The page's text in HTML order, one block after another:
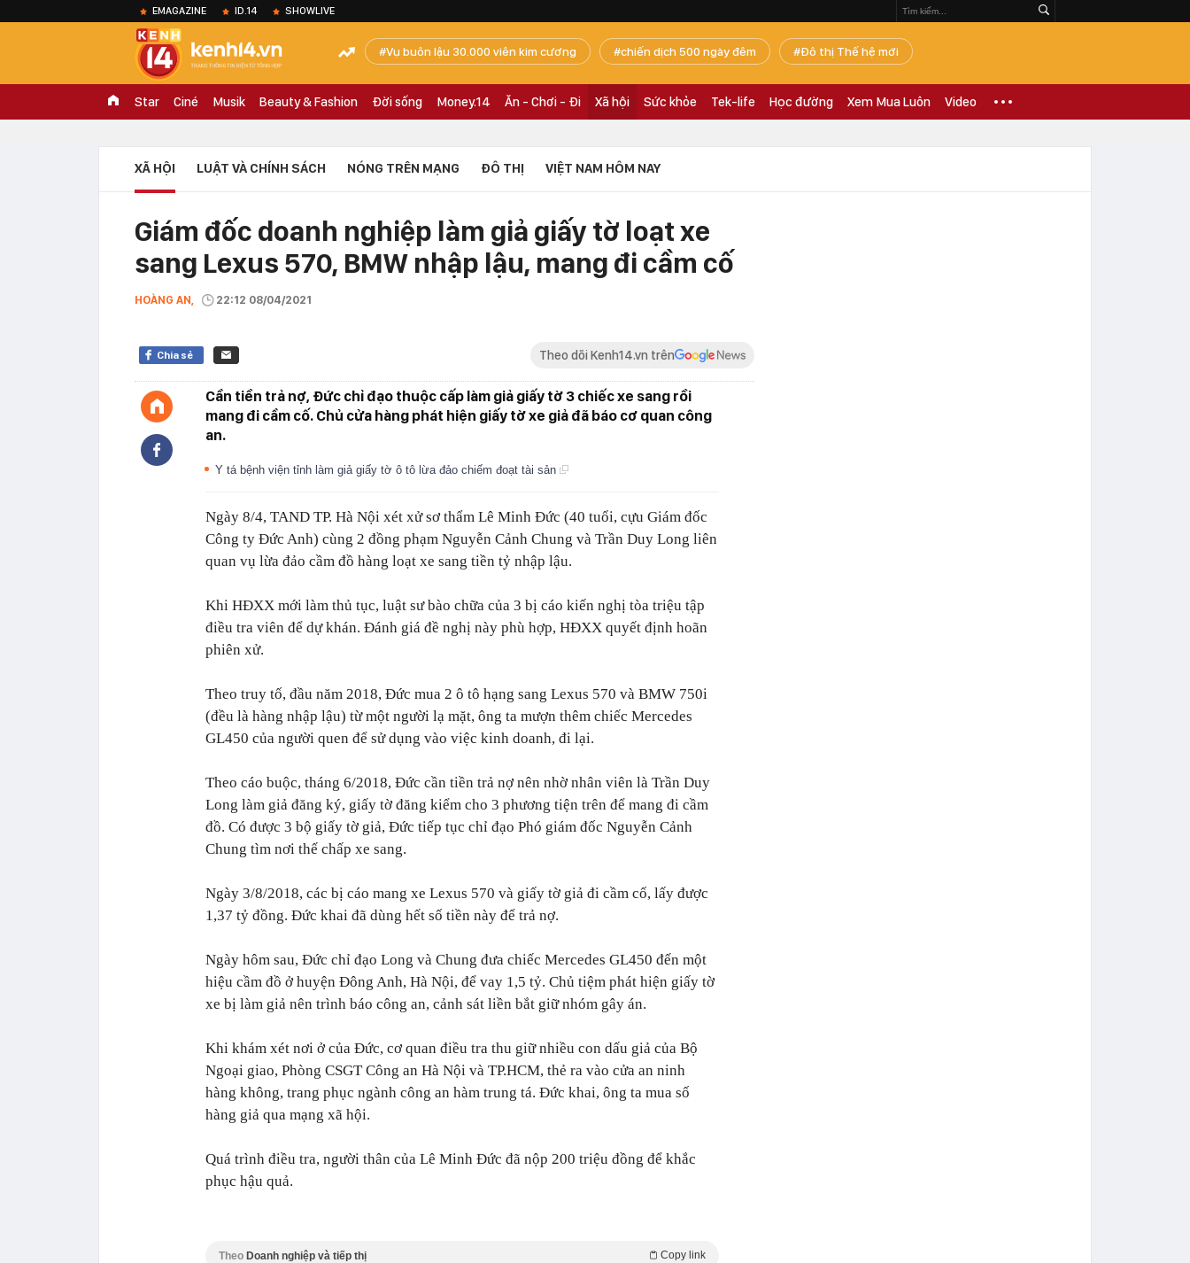
EMAGAZINE ID.14 SHOWLIVE
Vụ buôn lậu 30.000 viên kim cương chiến dịch 500 ngày đêm Đô thị Thế hệ mới
Star Ciné Musik Beauty & Fashion Đời sống Money.14 Ăn - Chơi - Đi Xã hội Sức khỏe Tek-life Học đường Xem Mua Luôn Video
XÃ HỘI LUẬT VÀ CHÍNH SÁCH NÓNG TRÊN MẠNG ĐÔ THỊ VIỆT NAM HÔM NAY
Giám đốc doanh nghiệp làm giả giấy tờ loạt xe
sang Lexus 570, BMW nhập lậu, mang đi cầm cố
HOÀNG AN, 22:12 08/04/2021
Chia sẻ Theo dõi Kenh14.vn trên
Cần tiền trả nợ, Đức chỉ đạo thuộc cấp làm giả giấy tờ 3 chiếc xe sang rồi
mang đi cầm cố. Chủ cửa hàng phát hiện giấy tờ xe giả đã báo cơ quan công
an.
Y tá bệnh viện tỉnh làm giả giấy tờ ô tô lừa đảo chiếm đoạt tài sản
Ngày 8/4, TAND TP. Hà Nội xét xử sơ thẩm Lê Minh Đức (40 tuổi, cựu Giám đốc
Công ty Đức Anh) cùng 2 đồng phạm Nguyễn Cảnh Chung và Trần Duy Long liên
quan vụ lừa đảo cầm đồ hàng loạt xe sang tiền tỷ nhập lậu.
Khi HĐXX mới làm thủ tục, luật sư bào chữa của 3 bị cáo kiến nghị tòa triệu tập
điều tra viên để dự khán. Đánh giá đề nghị này phù hợp, HĐXX quyết định hoãn
phiên xử.
Theo truy tố, đầu năm 2018, Đức mua 2 ô tô hạng sang Lexus 570 và BMW 750i
(đều là hàng nhập lậu) từ một người lạ mặt, ông ta mượn thêm chiếc Mercedes
GL450 của người quen để sử dụng vào việc kinh doanh, đi lại.
Theo cáo buộc, tháng 6/2018, Đức cần tiền trả nợ nên nhờ nhân viên là Trần Duy
Long làm giả đăng ký, giấy tờ đăng kiểm cho 3 phương tiện trên để mang đi cầm
đồ. Có được 3 bộ giấy tờ giả, Đức tiếp tục chỉ đạo Phó giám đốc Nguyễn Cảnh
Chung tìm nơi thế chấp xe sang.
Ngày 3/8/2018, các bị cáo mang xe Lexus 570 và giấy tờ giả đi cầm cố, lấy được
1,37 tỷ đồng. Đức khai đã dùng hết số tiền này để trả nợ.
Ngày hôm sau, Đức chỉ đạo Long và Chung đưa chiếc Mercedes GL450 đến một
hiệu cầm đồ ở huyện Đông Anh, Hà Nội, để vay 1,5 tỷ. Chủ tiệm phát hiện giấy tờ
xe bị làm giả nên trình báo công an, cảnh sát liền bắt giữ nhóm gây án.
Khi khám xét nơi ở của Đức, cơ quan điều tra thu giữ nhiều con dấu giả của Bộ
Ngoại giao, Phòng CSGT Công an Hà Nội và TP.HCM, thẻ ra vào cửa an ninh
hàng không, trang phục ngành công an hàm trung tá. Đức khai, ông ta mua số
hàng giả qua mạng xã hội.
Quá trình điều tra, người thân của Lê Minh Đức đã nộp 200 triệu đồng để khắc
phục hậu quả.
Theo Doanh nghiệp và tiếp thị Copy link